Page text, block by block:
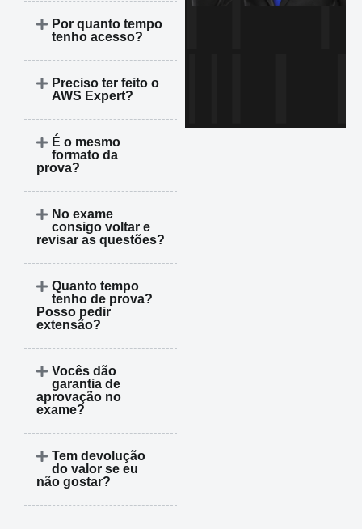
Por quanto tempo
tenho acesso?
Preciso ter feito o
AWS Expert?
É o mesmo
formato da
prova?
No exame
consigo voltar e
revisar as questões?
Quanto tempo
tenho de prova?
Posso pedir
extensão?
Vocês dão
garantia de
aprovação no
exame?
Tem devolução
do valor se eu
não gostar?